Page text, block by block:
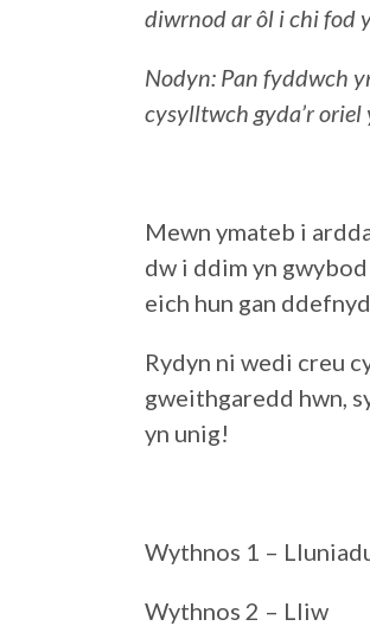
diwrnod ar ôl i chi fod
Nodyn: Pan fyddwch
cysylltwch gyda’r
Mewn ymateb i
dw i ddim yn
eich hun gan
Rydyn ni wedi creu
gweithgaredd hwn,
yn unig!
Wythnos 1 –
Wythnos 2 – Lliw